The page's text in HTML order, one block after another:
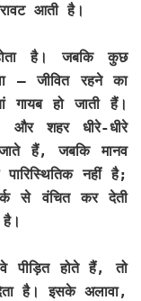
आती है।
है। जबकि कुछ
– जीवित रहने का
गायब हो जाती हैं।
और शहर धीरे-धीरे
हैं, जबकि मानव
नहीं है;
से वंचित कर देती
पीड़ित होते हैं, तो
है। इसके अलावा,